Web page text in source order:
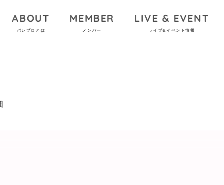
ABOUT
パレプロとは
MEMBER
メンバー
LIVE & EVENT
ライブ&イベント情報